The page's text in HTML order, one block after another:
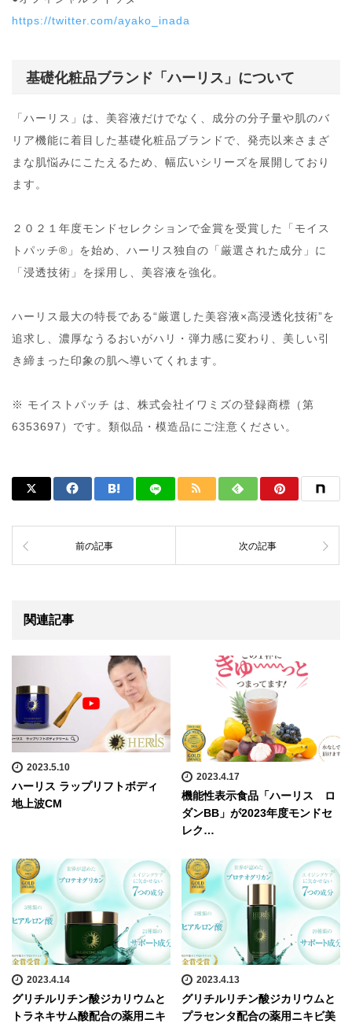
https://twitter.com/ayako_inada
基礎化粧品ブランド「ハーリス」について
「ハーリス」は、美容液だけでなく、成分の分子量や肌のバ
リア機能に着目した基礎化粧品ブランドで、発売以来さまざ
まな肌悩みにこたえるため、幅広いシリーズを展開しており
ます。
２０２１年度モンドセレクションで金賞を受賞した「モイス
トパッチ®」を始め、ハーリス独自の「厳選された成分」に
「浸透技術」を採用し、美容液を強化。
ハーリス最大の特長である“厳選した美容液×高浸透化技術”を
追求し、濃厚なうるおいがハリ・弾力感に変わり、美しい引
き締まった印象の肌へ導いてくれます。
※ モイストパッチ は、株式会社イワミズの登録商標（第
6353697）です。類似品・模造品にご注意ください。
前の記事 次の記事
関連記事
2023.5.10
ハーリス ラップリフトボディ
地上波CM
2023.4.17
機能性表示食品「ハーリス ロ
ダンBB」が2023年度モンドセ
レク…
2023.4.14
グリチルリチン酸ジカリウムと
トラネキサム酸配合の薬用ニキ
2023.4.13
グリチルリチン酸ジカリウムと
プラセンタ配合の薬用ニキビ美